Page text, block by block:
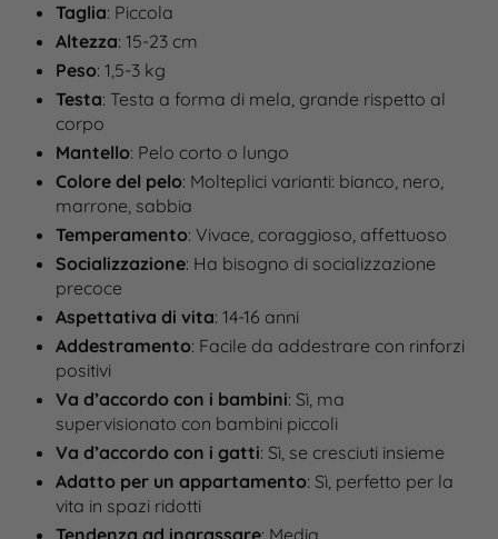
Taglia: Piccola
Altezza: 15-23 cm
Peso: 1,5-3 kg
Testa: Testa a forma di mela, grande rispetto al
corpo
Mantello: Pelo corto o lungo
Colore del pelo: Molteplici varianti: bianco, nero,
marrone, sabbia​
Temperamento: Vivace, coraggioso, affettuoso
Socializzazione: Ha bisogno di socializzazione
precoce
Aspettativa di vita: 14-16 anni
Addestramento: Facile da addestrare con rinforzi
positivi
Va d’accordo con i bambini: Sì, ma
supervisionato con bambini piccoli
Va d’accordo con i gatti: Sì, se cresciuti insieme
Adatto per un appartamento: Sì, perfetto per la
vita in spazi ridotti
Tendenza ad ingrassare: Media